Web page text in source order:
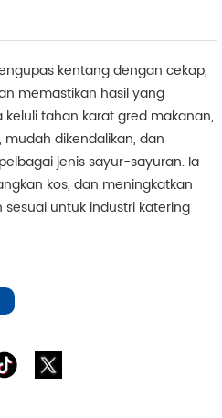
kentang dengan cekap,
memastikan hasil yang
tahan karat gred makanan,
dikendalikan, dan
jenis sayur-sayuran. Ia
kos, dan meningkatkan
untuk industri katering